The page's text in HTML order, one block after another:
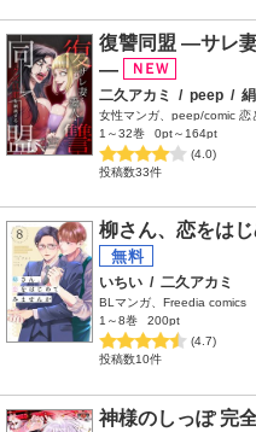
復讐同盟 ―サレ
―
二久アカミ / peep /
女性マンガ、peep/comic 恋
1～32巻
0pt～164pt
(4.0)
投稿数33件
柳さん、恋をは
いちい / 二久アカミ
BLマンガ、Freedia comics
1～8巻
200pt
(4.7)
投稿数10件
神様のしっぽ 完